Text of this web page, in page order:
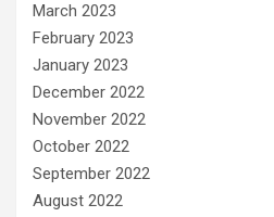
March 2023
February 2023
January 2023
December 2022
November 2022
October 2022
September 2022
August 2022